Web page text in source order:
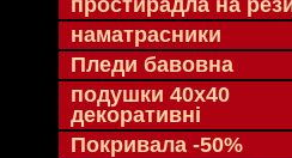
простирадла на
наматрасники
Пледи бавовна
подушки 40х40
декоративні
Покривала -50%